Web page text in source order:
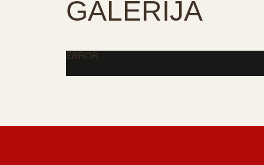
GALERIJA
ERROR